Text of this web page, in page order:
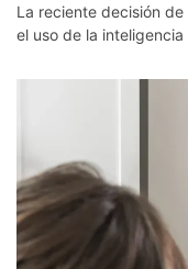
La reciente decisión
el uso de la